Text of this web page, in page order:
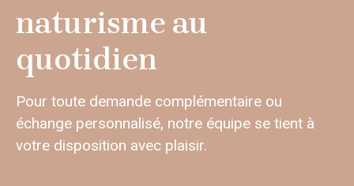
naturisme au
quotidien
Pour toute demande complémentaire ou
échange personnalisé, notre équipe se tient à
votre disposition avec plaisir.